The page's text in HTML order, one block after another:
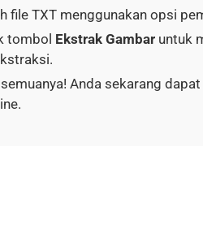
file TXT menggunakan opsi
tombol Ekstrak Gambar untuk
Anda sekarang